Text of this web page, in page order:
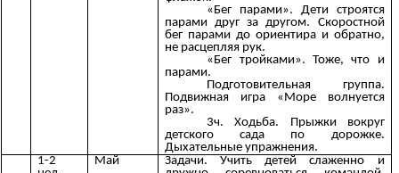
«Бег парами». Дети строятся
парами друг за другом. Скоростной
бег парами до ориентира и обратно,
не расцепляя рук.
«Бег тройками». Тоже, что и
парами.
Подготовительная группа.
Подвижная игра «Море волнуется
раз».
3ч. Ходьба. Прыжки вокруг
детского сада по дорожке.
Дыхательные упражнения.
1-2
Май
Задачи. Учить детей слаженно и